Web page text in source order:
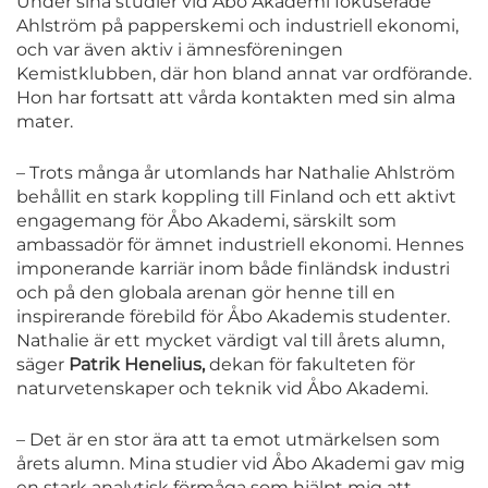
Ahlström på papperskemi och industriell ekonomi,
och var även aktiv i ämnesföreningen
Kemistklubben, där hon bland annat var ordförande.
Hon har fortsatt att vårda kontakten med sin alma
mater.
– Trots många år utomlands har Nathalie Ahlström
behållit en stark koppling till Finland och ett aktivt
engagemang för Åbo Akademi, särskilt som
ambassadör för ämnet industriell ekonomi. Hennes
imponerande karriär inom både finländsk industri
och på den globala arenan gör henne till en
inspirerande förebild för Åbo Akademis studenter.
Nathalie är ett mycket värdigt val till årets alumn,
säger Patrik Henelius, dekan för fakulteten för
naturvetenskaper och teknik vid Åbo Akademi.
– Det är en stor ära att ta emot utmärkelsen som
årets alumn. Mina studier vid Åbo Akademi gav mig